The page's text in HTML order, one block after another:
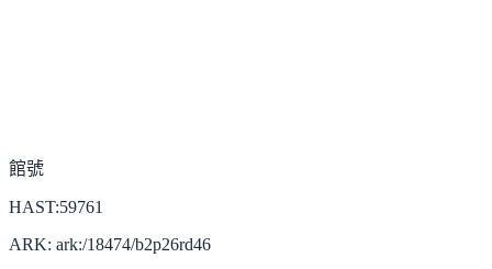
館號
HAST:59761
ARK: ark:/18474/b2p26rd46